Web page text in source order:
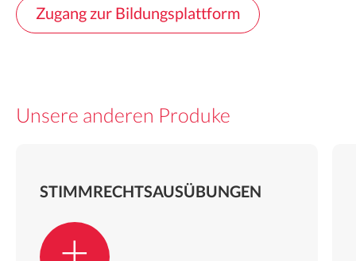
Zugang zur Bildungsplattform
Unsere anderen Produke
STIMMRECHTSAUSÜBUNGEN